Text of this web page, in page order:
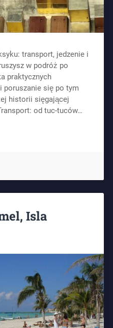
transport, jedzenie i
w podróż po
praktycznych
poruszanie się po tym
historii sięgającej
od tuc-tuców…
Isla